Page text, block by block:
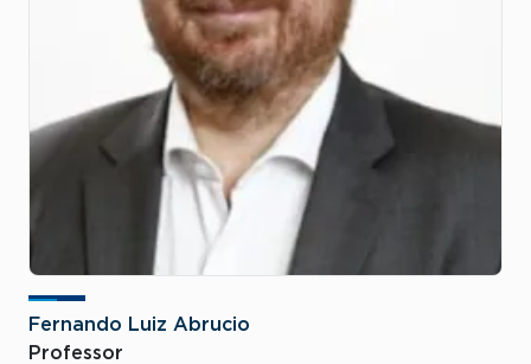
Fernando Luiz Abrucio
Professor